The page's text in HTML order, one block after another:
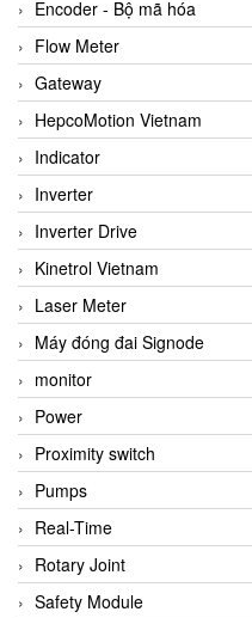
Encoder - Bộ mã hóa
Flow Meter
Gateway
HepcoMotion Vietnam
Indicator
Inverter
Inverter Drive
Kinetrol Vietnam
Laser Meter
Máy đóng đai Signode
monitor
Power
Proximity switch
Pumps
Real-Time
Rotary Joint
Safety Module